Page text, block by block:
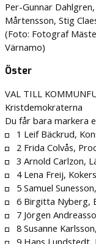
Per-Gunnar
Mårtensson, Stig
(Foto: Fotograf
Värnamo)
Öster
VAL TILL
Kristdemokraterna
Du får bara markera
1 Leif Bäckrud,
2 Frida Colvås,
3 Arnold Carlzon,
4 Lena Freij,
5 Samuel
6 Birgitta Nyberg,
7 Jörgen
8 Susanne